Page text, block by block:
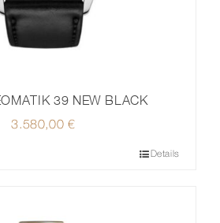
39 NEW BLACK
3.580,00€
Details